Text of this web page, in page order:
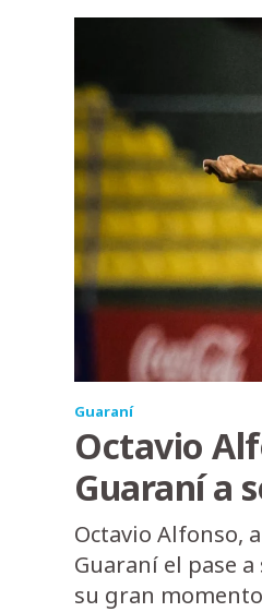
Guaraní
Octavio
Guaraní a
Octavio Alfonso,
Guaraní el pase
su gran